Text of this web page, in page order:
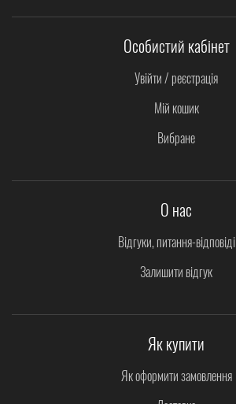
Особистий кабінет
Увійти / реєстрація
Мій кошик
Вибране
О нас
Відгуки, питання-відповіді
Залишити відгук
Як купити
Як оформити замовлення